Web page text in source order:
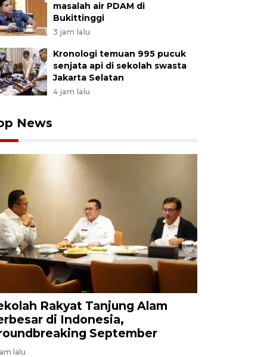
masalah air PDAM di
Bukittinggi
3 jam lalu
Kronologi temuan 995 pucuk
senjata api di sekolah swasta
Jakarta Selatan
4 jam lalu
News
Rakyat Tanjung Alam
di Indonesia,
September
lalu